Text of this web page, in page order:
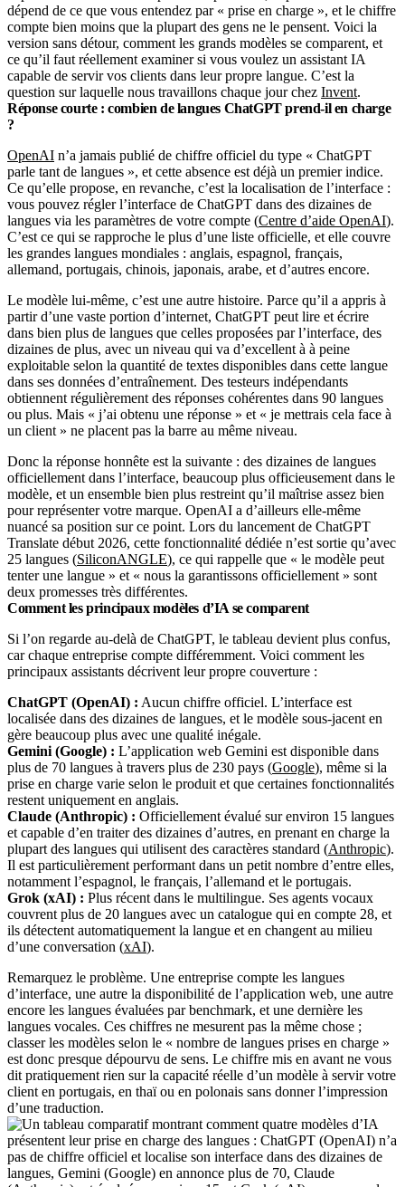
dépend de ce que vous entendez par « prise en charge », et le chiffre
compte bien moins que la plupart des gens ne le pensent. Voici la
version sans détour, comment les grands modèles se comparent, et
ce qu’il faut réellement examiner si vous voulez un assistant IA
capable de servir vos clients dans leur propre langue. C’est la
question sur laquelle nous travaillons chaque jour chez Invent.
Réponse courte : combien de langues ChatGPT prend-il en charge
?
OpenAI n’a jamais publié de chiffre officiel du type « ChatGPT
parle tant de langues », et cette absence est déjà un premier indice.
Ce qu’elle propose, en revanche, c’est la localisation de l’interface :
vous pouvez régler l’interface de ChatGPT dans des dizaines de
langues via les paramètres de votre compte (Centre d’aide OpenAI).
C’est ce qui se rapproche le plus d’une liste officielle, et elle couvre
les grandes langues mondiales : anglais, espagnol, français,
allemand, portugais, chinois, japonais, arabe, et d’autres encore.
Le modèle lui-même, c’est une autre histoire. Parce qu’il a appris à
partir d’une vaste portion d’internet, ChatGPT peut lire et écrire
dans bien plus de langues que celles proposées par l’interface, des
dizaines de plus, avec un niveau qui va d’excellent à à peine
exploitable selon la quantité de textes disponibles dans cette langue
dans ses données d’entraînement. Des testeurs indépendants
obtiennent régulièrement des réponses cohérentes dans 90 langues
ou plus. Mais « j’ai obtenu une réponse » et « je mettrais cela face à
un client » ne placent pas la barre au même niveau.
Donc la réponse honnête est la suivante : des dizaines de langues
officiellement dans l’interface, beaucoup plus officieusement dans le
modèle, et un ensemble bien plus restreint qu’il maîtrise assez bien
pour représenter votre marque. OpenAI a d’ailleurs elle-même
nuancé sa position sur ce point. Lors du lancement de ChatGPT
Translate début 2026, cette fonctionnalité dédiée n’est sortie qu’avec
25 langues (SiliconANGLE), ce qui rappelle que « le modèle peut
tenter une langue » et « nous la garantissons officiellement » sont
deux promesses très différentes.
Comment les principaux modèles d’IA se comparent
Si l’on regarde au-delà de ChatGPT, le tableau devient plus confus,
car chaque entreprise compte différemment. Voici comment les
principaux assistants décrivent leur propre couverture :
ChatGPT (OpenAI) : Aucun chiffre officiel. L’interface est
localisée dans des dizaines de langues, et le modèle sous-jacent en
gère beaucoup plus avec une qualité inégale.
Gemini (Google) : L’application web Gemini est disponible dans
plus de 70 langues à travers plus de 230 pays (Google), même si la
prise en charge varie selon le produit et que certaines fonctionnalités
restent uniquement en anglais.
Claude (Anthropic) : Officiellement évalué sur environ 15 langues
et capable d’en traiter des dizaines d’autres, en prenant en charge la
plupart des langues qui utilisent des caractères standard (Anthropic).
Il est particulièrement performant dans un petit nombre d’entre elles,
notamment l’espagnol, le français, l’allemand et le portugais.
Grok (xAI) : Plus récent dans le multilingue. Ses agents vocaux
couvrent plus de 20 langues avec un catalogue qui en compte 28, et
ils détectent automatiquement la langue et en changent au milieu
d’une conversation (xAI).
Remarquez le problème. Une entreprise compte les langues
d’interface, une autre la disponibilité de l’application web, une autre
encore les langues évaluées par benchmark, et une dernière les
langues vocales. Ces chiffres ne mesurent pas la même chose ;
classer les modèles selon le « nombre de langues prises en charge »
est donc presque dépourvu de sens. Le chiffre mis en avant ne vous
dit pratiquement rien sur la capacité réelle d’un modèle à servir votre
client en portugais, en thaï ou en polonais sans donner l’impression
d’une traduction.